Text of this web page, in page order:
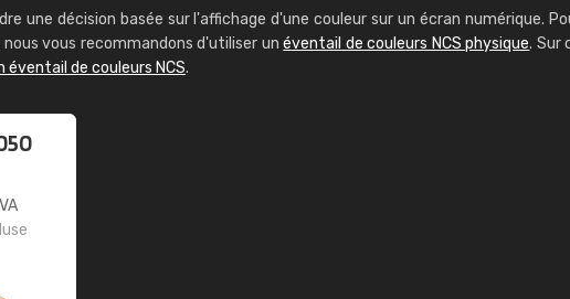
une décision basée sur l'affichage d'une couleur sur un écran numérique.
nous vous recommandons d'utiliser unéventail de couleurs NCS physique. Sur
éventail de couleurs NCS.